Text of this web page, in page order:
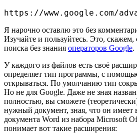
https://www.google.com/
Я нарочно оставлю это без
Изучайте и пользуйтесь. Это,
поиска без знания операторов Google.
У каждого из файлов есть своё
определяет тип программы, с
открываться. По умолчанию тип
Но не для Google. Даже не зная
полностью, вы сможете
нужный документ, зная, что он имеет
документа Word из набора Microsoft
понимает вот такие расширения: